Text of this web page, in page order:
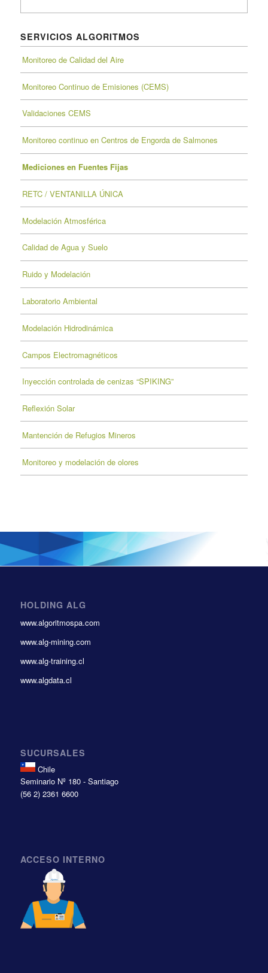
SERVICIOS ALGORITMOS
Monitoreo de Calidad del Aire
Monitoreo Continuo de Emisiones (CEMS)
Validaciones CEMS
Monitoreo continuo en Centros de Engorda de Salmones
Mediciones en Fuentes Fijas
RETC / VENTANILLA ÚNICA
Modelación Atmosférica
Calidad de Agua y Suelo
Ruido y Modelación
Laboratorio Ambiental
Modelación Hidrodinámica
Campos Electromagnéticos
Inyección controlada de cenizas “SPIKING”
Reflexión Solar
Mantención de Refugios Mineros
Monitoreo y modelación de olores
HOLDING ALG
www.algoritmospa.com
www.alg-mining.com
www.alg-training.cl
www.algdata.cl
SUCURSALES
Chile
Seminario Nº 180 - Santiago
(56 2) 2361 6600
ACCESO INTERNO